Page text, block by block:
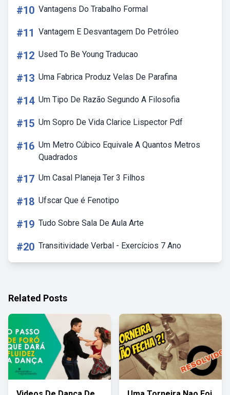
#10 Vantagens Do Trabalho Formal
#11 Vantagem E Desvantagem Do Petróleo
#12 Used To Be Young Traducao
#13 Uma Fabrica Produz Velas De Parafina
#14 Um Tipo De Razão Segundo A Filosofia
#15 Um Sopro De Vida Clarice Lispector Pdf
#16 Um Metro Cúbico Equivale A Quantos Metros
Quadrados
#17 Um Casal Planeja Ter 3 Filhos
#18 Ufscar Que é Fenotipo
#19 Tudo Sobre Sala De Aula Arte
#20 Transitividade Verbal - Exercícios 7 Ano
Related Posts